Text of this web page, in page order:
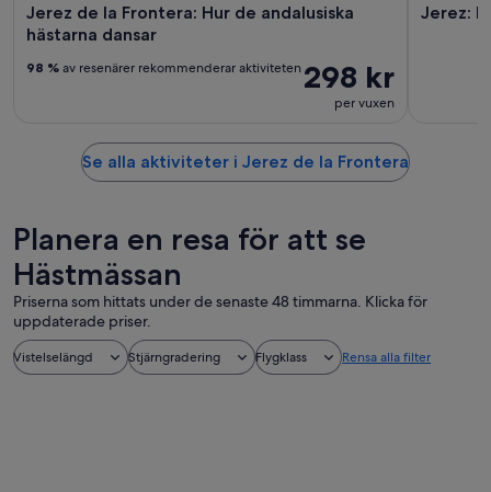
Jerez de la Frontera: Hur de andalusiska
hästarna dansar
298 kr
per vuxen
98 % av resenärer rekommenderar aktiviteten
Jerez:
Se alla aktiviteter i Jerez de la Frontera
Planera en resa för att se
Hästmässan
Priserna som hittats under de senaste 48 timmarna. Klicka för
uppdaterade priser.
Vistelselängd Stjärngradering Flygklass Rensa alla filter